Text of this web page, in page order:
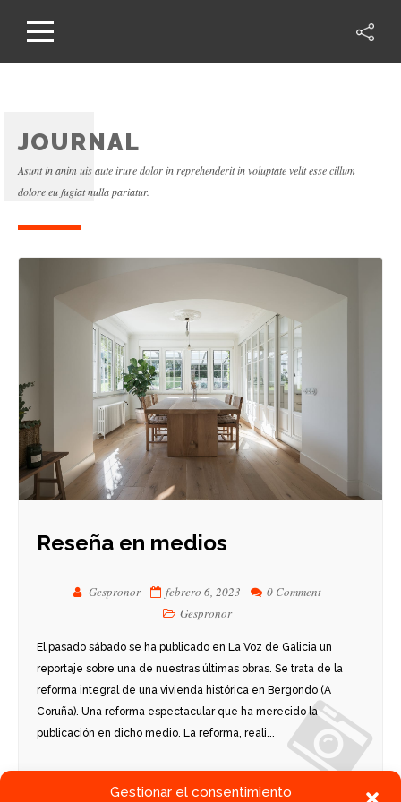
Gestionar el consentimiento
JOURNAL
Asunt in anim uis aute irure dolor in reprehenderit in voluptate velit esse cillum
dolore eu fugiat nulla pariatur.
Reseña en medios
Gespronor febrero 6, 2023
0 Comment
Gespronor
El pasado sábado se ha publicado en La Voz de Galicia un
reportaje sobre una de nuestras últimas obras. Se trata de la
reforma integral de una vivienda histórica en Bergondo (A
Coruña). Una reforma espectacular que ha merecido la
publicación en dicho medio. La reforma, reali...
SEGUIR LEYENDO Publicación medios